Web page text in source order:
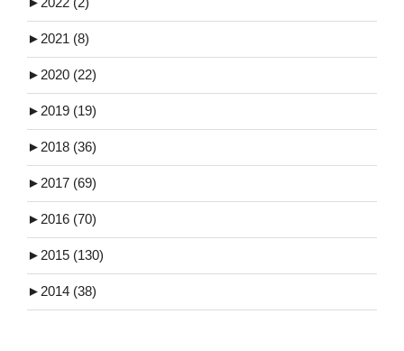
► 2021 (8)
► 2020 (22)
► 2019 (19)
► 2018 (36)
► 2017 (69)
► 2016 (70)
► 2015 (130)
► 2014 (38)